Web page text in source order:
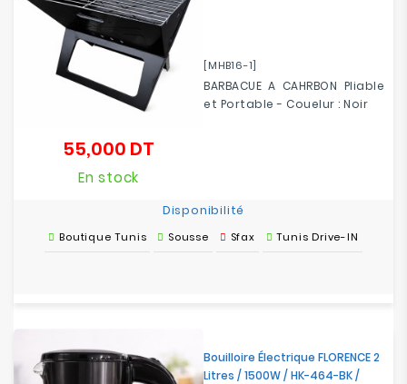
[MHB16-1]
BARBACUE A CAHRBON Pliable
et Portable - Couelur : Noir
55,000 DT
En stock
Disponibilité
Boutique Tunis Sousse Sfax Tunis Drive-IN
Bouilloire Électrique FLORENCE 2
Litres / 1500W / HK-464-BK /